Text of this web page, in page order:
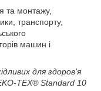
та монтажу,
транспорту,
машин і
для здоров'я
TEX® Standard 10